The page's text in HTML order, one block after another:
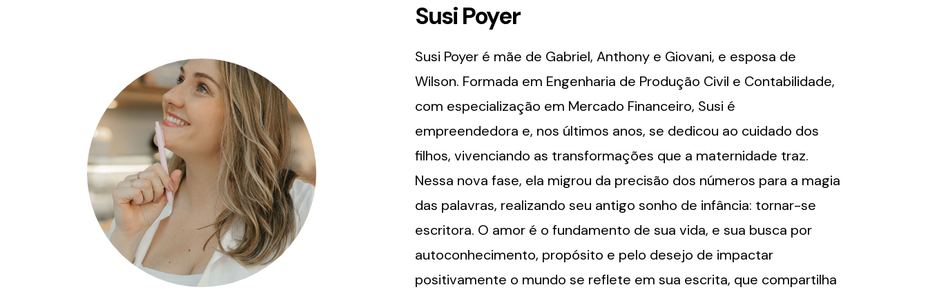
Susi Poyer
Susi Poyer é mãe de Gabriel, Anthony e Giovani, e esposa de
Wilson. Formada em Engenharia de Produção Civil e Contabilidade,
com especialização em Mercado Financeiro, Susi é
empreendedora e, nos últimos anos, se dedicou ao cuidado dos
filhos, vivenciando as transformações que a maternidade traz.
Nessa nova fase, ela migrou da precisão dos números para a magia
das palavras, realizando seu antigo sonho de infância: tornar-se
escritora. O amor é o fundamento de sua vida, e sua busca por
autoconhecimento, propósito e pelo desejo de impactar
positivamente o mundo se reflete em sua escrita, que compartilha